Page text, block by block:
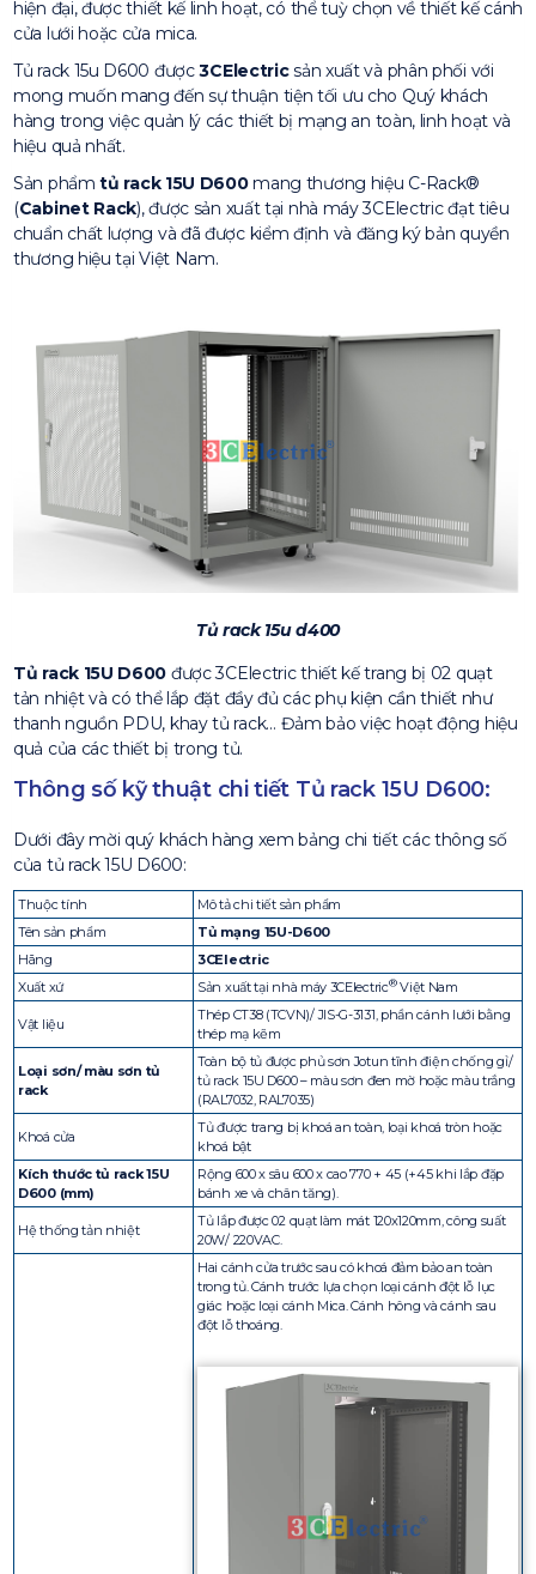
hiện đại, được thiết kế linh hoạt, có thể tuỳ chọn về thiết kế cánh
cửa lưới hoặc cửa mica.
Tủ rack 15u D600 được3CElectricsản xuất và phân phối với
mong muốn mang đến sự thuận tiện tối ưu cho Quý khách
hàng trong việc quản lý các thiết bị mạng an toàn, linh hoạt và
hiệu quả nhất.
Sản phẩmtủ rack 15U D600mang thương hiệu C-Rack®
(Cabinet Rack), được sản xuất tại nhà máy 3CElectric đạt tiêu
chuẩn chất lượng và đã được kiểm định và đăng ký bản quyền
thương hiệu tại Việt Nam.
Tủ rack 15u d400
Tủ rack 15U D600 được 3CElectric thiết kế trang bị 02 quạt
tản nhiệt và có thể lắp đặt đầy đủ các phụ kiện cần thiết như
thanh nguồn PDU, khay tủ rack… Đảm bảo việc hoạt động hiệu
quả của các thiết bị trong tủ.
Thông số kỹ thuật chi tiết Tủ rack 15U D600:
Dưới đây mời quý khách hàng xem bảng chi tiết các thông số
của tủ rack 15U D600:
Thuộc tính
Mô tả chi tiết sản phẩm
Tên sản phẩm
Tủ mạng 15U-D600
Hãng
3CElectric
Xuất xứ
Sản xuất tại nhà máy 3CElectric®Việt Nam
Vật liệu
Thép CT38 (TCVN)/ JIS-G-3131, phần cánh lưới bằng
thép mạ kẽm
Loại sơn/ màu sơn tủ
rack
Toàn bộ tủ được phủ sơn Jotun tĩnh điện chống gỉ/
tủ rack 15U D600 – màu sơn đen mờ hoặc màu trắng
(RAL7032, RAL7035)
Khoá cửa
Tủ được trang bị khoá an toàn, loại khoá tròn hoặc
khoá bật
Kích thước tủ rack 15U
D600 (mm)
Rộng 600 x sâu 600 x cao 770 + 45 (+45 khi lắp đặp
bánh xe và chân tăng).
Hệ thống tản nhiệt
Tủ lắp được 02 quạt làm mát 120x120mm, công suất
20W/ 220VAC.
Hai cánh cửa trước sau có khoá đảm bảo an toàn
trong tủ. Cánh trước lựa chọn loại cánh đột lỗ lục
giác hoặc loại cánh Mica. Cánh hông và cánh sau
đột lỗ thoáng.